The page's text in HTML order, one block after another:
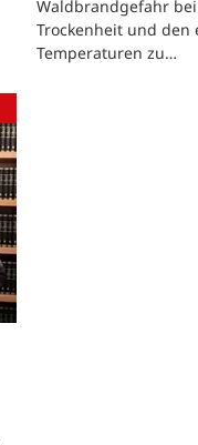
Waldbrandgefahr
Trockenheit und den
Temperaturen zu…